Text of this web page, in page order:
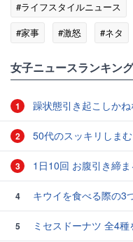
#ライフスタイルニュース
#家事
#激怒 #ネタ
女子ニュースランキング
1 躁状態引き起こしか
2 50代のスッキリしま
3 1日10回 お腹引き締
4 キウイを食べる際の3
5
ミセスドーナツ 全4種